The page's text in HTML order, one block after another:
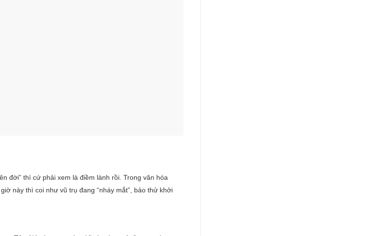
đời” thì cứ phải xem là điềm lành rồi. Trong văn hóa
này thì coi như vũ trụ đang “nháy mắt”, bảo thử khởi